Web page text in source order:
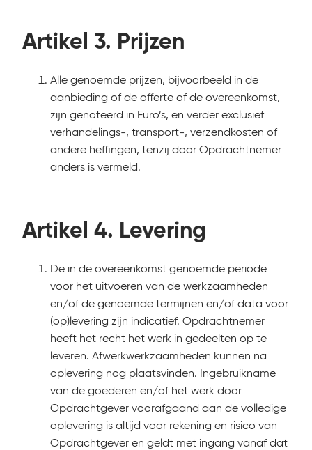
Artikel 3. Prijzen
Alle genoemde prijzen, bijvoorbeeld in de
aanbieding of de offerte of de overeenkomst,
zijn genoteerd in Euro’s, en verder exclusief
verhandelings-, transport-, verzendkosten of
andere heffingen, tenzij door Opdrachtnemer
anders is vermeld.
Artikel 4. Levering
De in de overeenkomst genoemde periode
voor het uitvoeren van de werkzaamheden
en/of de genoemde termijnen en/of data voor
(op)levering zijn indicatief. Opdrachtnemer
heeft het recht het werk in gedeelten op te
leveren. Afwerkwerkzaamheden kunnen na
oplevering nog plaatsvinden. Ingebruikname
van de goederen en/of het werk door
Opdrachtgever voorafgaand aan de volledige
oplevering is altijd voor rekening en risico van
Opdrachtgever en geldt met ingang vanaf dat